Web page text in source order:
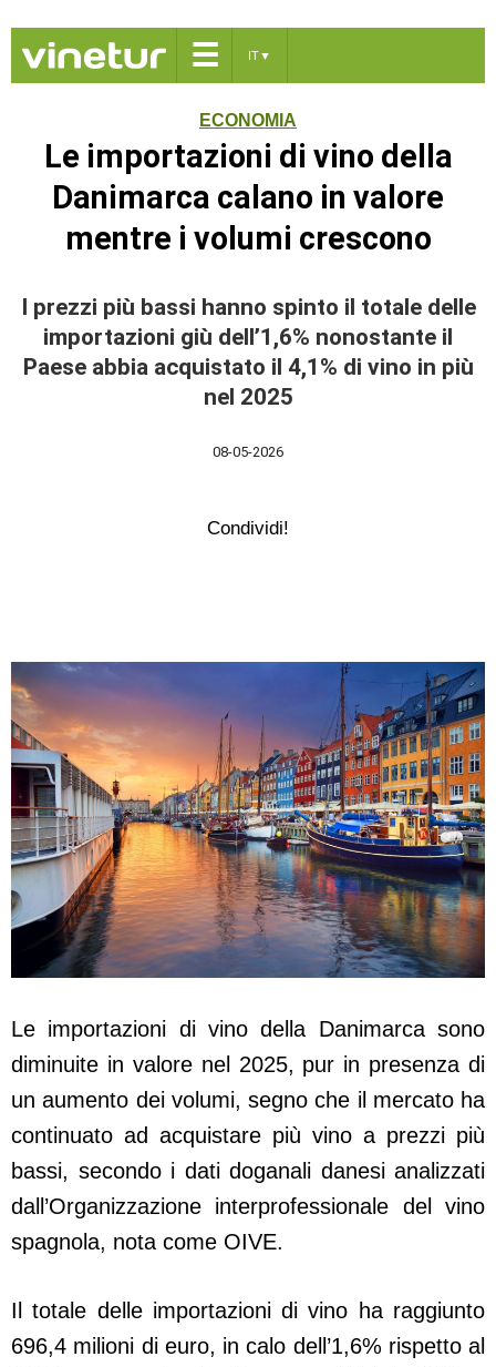
☰ IT▼
ECONOMIA
Le importazioni di vino della
Danimarca calano in valore
mentre i volumi crescono
I prezzi più bassi hanno spinto il totale delle
importazioni giù dell’1,6% nonostante il
Paese abbia acquistato il 4,1% di vino in più
nel 2025
08-05-2026
Condividi!
Le importazioni di vino della Danimarca sono
diminuite in valore nel 2025, pur in presenza di
un aumento dei volumi, segno che il mercato ha
continuato ad acquistare più vino a prezzi più
bassi, secondo i dati doganali danesi analizzati
dall’Organizzazione interprofessionale del vino
spagnola, nota come OIVE.
Il totale delle importazioni di vino ha raggiunto
696,4 milioni di euro, in calo dell’1,6% rispetto al